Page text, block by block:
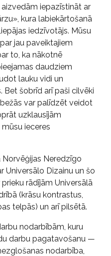
iepazīstināt ar
kura labiekārtošanā
iedzīvotājs. Mūsu
jau paveiktajiem
to, ka nākotnē
daudziem
lauku vidi un
Bet šobrīd arī paši cilvēki
var palīdzēt veidot
uzklausījām
ieceres
Neredzīgo
Universālo Dizainu un šo
rādījām Universālā
(krāsu kontrastus,
telpās) un arī pilsētā.
nodarbībām, kuru
darbu pagatavošanu —
nodarbība,